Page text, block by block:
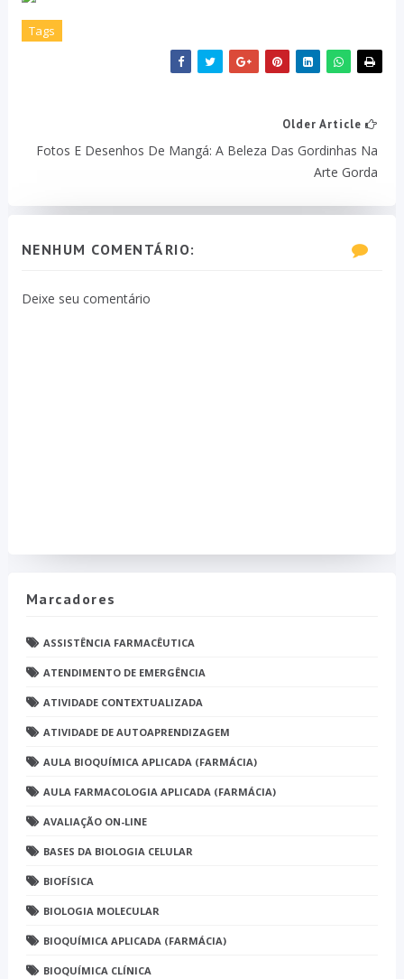
Tags
Older Article
Fotos E Desenhos De Mangá: A Beleza Das Gordinhas Na
Arte Gorda
NENHUM COMENTÁRIO:
Deixe seu comentário
Marcadores
ASSISTÊNCIA FARMACÊUTICA
ATENDIMENTO DE EMERGÊNCIA
ATIVIDADE CONTEXTUALIZADA
ATIVIDADE DE AUTOAPRENDIZAGEM
AULA BIOQUÍMICA APLICADA (FARMÁCIA)
AULA FARMACOLOGIA APLICADA (FARMÁCIA)
AVALIAÇÃO ON-LINE
BASES DA BIOLOGIA CELULAR
BIOFÍSICA
BIOLOGIA MOLECULAR
BIOQUÍMICA APLICADA (FARMÁCIA)
BIOQUÍMICA CLÍNICA